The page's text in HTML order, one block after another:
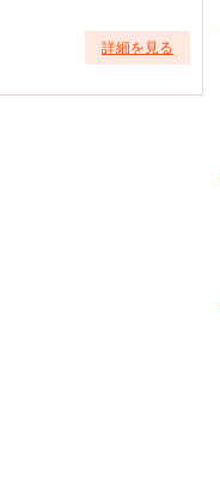
詳細を見る